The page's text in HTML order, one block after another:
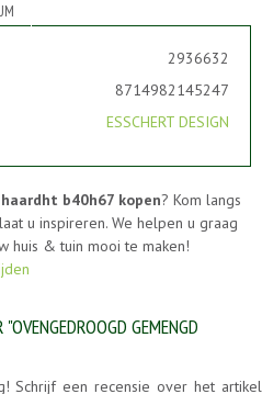
2936632
8714982145247
ESSCHERT DESIGN
b40h67 kopen? Kom langs
u inspireren. We helpen u graag
huis & tuin mooi te maken!
GEMENGD
Schrijf een recensie over het artikel